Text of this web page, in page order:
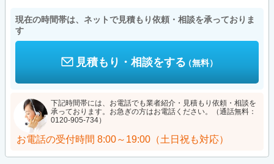
現在の時間帯は、ネットで見積もり依頼・相談を承っておりま
す
見積もり・相談をする（無料）
下記時間帯には、お電話でも業者紹介・見積もり依頼・相談を
承っております。お急ぎの方はお電話ください。（通話無料：
0120-905-734）
お電話の受付時間 8:00～19:00（土日祝も対応）